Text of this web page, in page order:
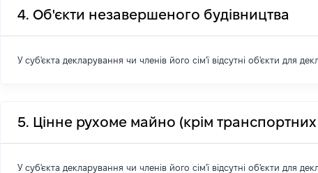
4. Об'єкти незавершеного будівництва
У суб'єкта декларування чи членів його сім'ї відсутні об'єкти для
5. Цінне рухоме майно (крім транспортних
У суб'єкта декларування чи членів його сім'ї відсутні об'єкти для